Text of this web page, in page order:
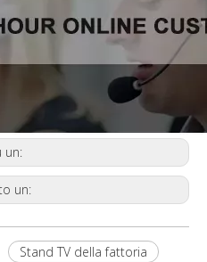
un:
un:
Stand TV della fattoria